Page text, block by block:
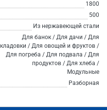
1800
500
Из нержавеющей стали
Для банок / Для дачи / Для
кладовки / Для овощей и фруктов /
Для погреба / Для подвала / Для
продуктов / Для хлеба /
Модульные
Разборная